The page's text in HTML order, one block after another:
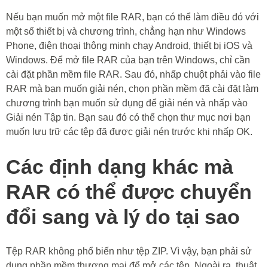
Nếu bạn muốn mở một file RAR, bạn có thể làm điều đó với
một số thiết bị và chương trình, chẳng hạn như Windows
Phone, điện thoại thông minh chạy Android, thiết bị iOS và
Windows. Để mở file RAR của bạn trên Windows, chỉ cần
cài đặt phần mềm file RAR. Sau đó, nhấp chuột phải vào file
RAR mà bạn muốn giải nén, chọn phần mềm đã cài đặt làm
chương trình bạn muốn sử dụng để giải nén và nhấp vào
Giải nén Tập tin. Bạn sau đó có thể chọn thư mục nơi bạn
muốn lưu trữ các tệp đã được giải nén trước khi nhấp OK.
Các định dạng khác mà
RAR có thể được chuyển
đổi sang và lý do tại sao
Tệp RAR không phổ biến như tệp ZIP. Vì vậy, bạn phải sử